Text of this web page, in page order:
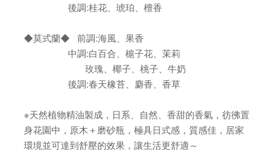
後調:桂花、琥珀、檀香
◆莫式蘭◆ 前調:海風、果香
中調:白百合、槴子花、茉莉
玫瑰、椰子、桃子、牛奶
後調:春天橡苔、麝香、香草
※天然植物精油製成，日系、自然、香甜的香氣，彷彿置
身花園中，原木＋磨砂瓶，極具日式感，質感佳，居家
環境並可達到舒壓的效果，讓生活更舒適～